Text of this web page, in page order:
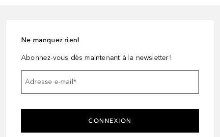
Ne manquez rien!
Abonnez-vous dès maintenant à la newsletter!
Adresse e-mail*
CONNEXION